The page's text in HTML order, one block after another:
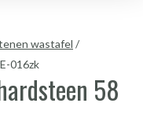
wastafel /
016zk
58